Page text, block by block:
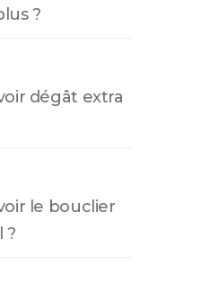
?
dégât extra
le bouclier
?